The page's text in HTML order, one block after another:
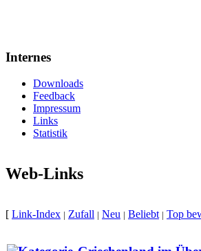
Internes
Downloads
Feedback
Impressum
Links
Statistik
Web-Links
[ Link-Index | Zufall | Neu | Beliebt | Top